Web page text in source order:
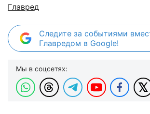
Главред
Следите за событиями
Главредом в Google!
Мы в соцсетях: